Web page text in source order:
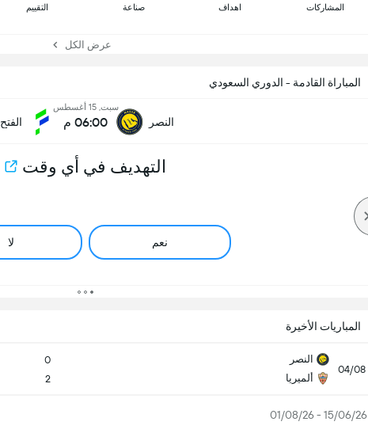
المشاركات اهداف صناعة التقييم
عرض الكل
المباراة القادمة - الدوري السعودي
النصر
سبت, 15 أغسطس
06:00 م الفتح
التهديف في أي وقت
نعم لا
المباريات الأخيرة
04/08
النصر
ألميريا
0
2
15/06/26 - 01/08/26